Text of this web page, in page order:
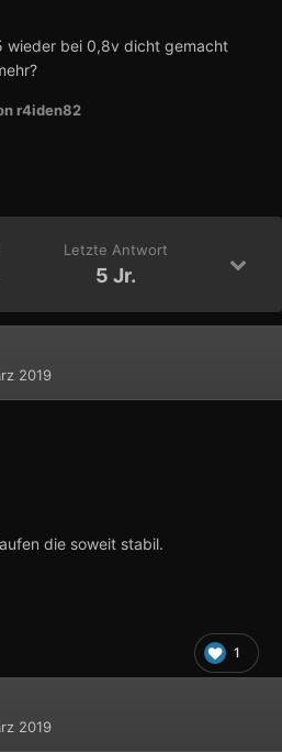
wieder bei 0,8v dicht gemacht
r4iden82
Letzte Antwort
5 Jr.
2019
die soweit stabil.
1
2019